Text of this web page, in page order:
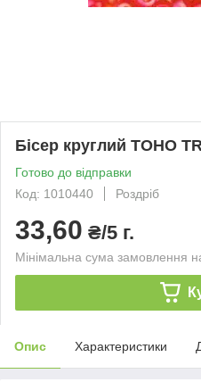
Бісер круглий TOHO
Готово до відправки
Код: 1010440
Роздріб
33,60 ₴/5 г.
Мінімальна сума замовлення
Опис Характеристики